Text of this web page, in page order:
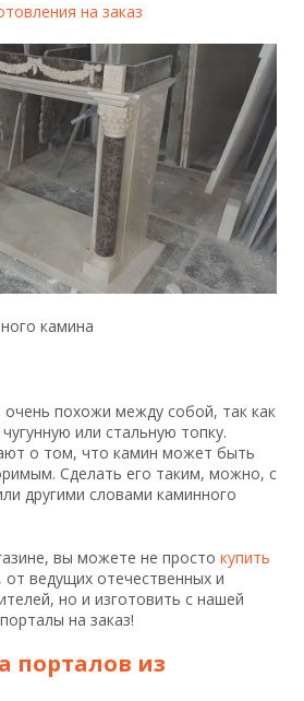
на заказ
камина
похожи между собой, так как
или стальную топку.
о том, что камин может быть
Сделать его таким, можно, с
другими словами каминного
вы можете не просто купить
от ведущих отечественных и
но и изготовить с нашей
на заказ!
порталов из